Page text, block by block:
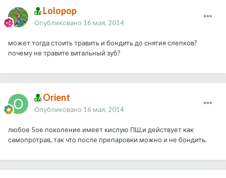
Lolopop
Опубликовано 16 мая, 2014
может тогда стоить травить и бондить до снятия слепков?
почему не травите витальный зуб?
Orient
Опубликовано 16 мая, 2014
любое 5ое поколение имеет кислую ПШ,и действует как
самопротрав, так что после препаровки можно и не бондить.